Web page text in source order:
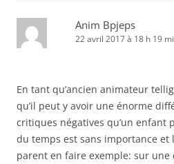
Anim Bpjeps
22 avril 2017 à 18 h 19
En tant qu’ancien animateur
qu’il peut y avoir une énorme
critiques négatives qu’un
du temps est sans importance et
parent en faire exemple: sur une